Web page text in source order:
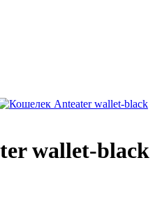
wallet-black